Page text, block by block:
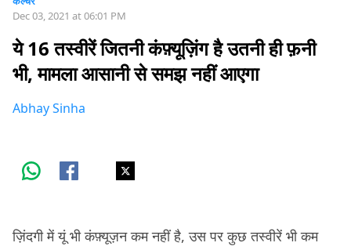
Dec 03, 2021 at 06:01 PM
ये 16 तस्वीरें जितनी कंफ़्यूज़िंग है उतनी ही फ़नी
भी, मामला आसानी से समझ नहीं आएगा
Abhay Sinha
ज़िंदगी में यूं भी कंफ़्यूज़न कम नहीं है, उस पर कुछ तस्वीरें भी कम